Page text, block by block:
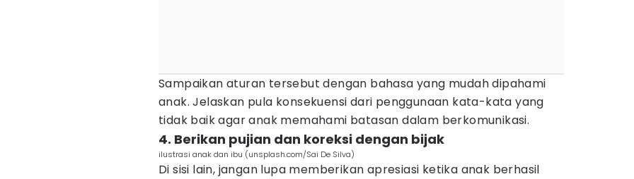
Sampaikan aturan tersebut dengan bahasa yang mudah dipahami
anak. Jelaskan pula konsekuensi dari penggunaan kata-kata yang
tidak baik agar anak memahami batasan dalam berkomunikasi.
4. Berikan pujian dan koreksi dengan bijak
ilustrasi anak dan ibu (unsplash.com/Sai De Silva)
Di sisi lain, jangan lupa memberikan apresiasi ketika anak berhasil